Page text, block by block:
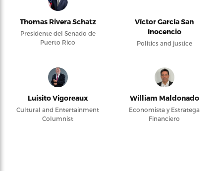
Thomas Rivera Schatz
Presidente del Senado de
Puerto Rico
Víctor García San
Inocencio
Politics and justice
Luisito Vigoreaux
Cultural and Entertainment
Columnist
William Maldonado
Economista y Estratega
Financiero